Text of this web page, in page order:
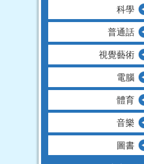
科學
普通話
視覺藝術
電腦
體育
音樂
圖書